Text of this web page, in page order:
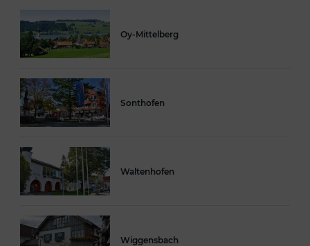
Oy-Mittelberg
Sonthofen
Waltenhofen
Wiggensbach